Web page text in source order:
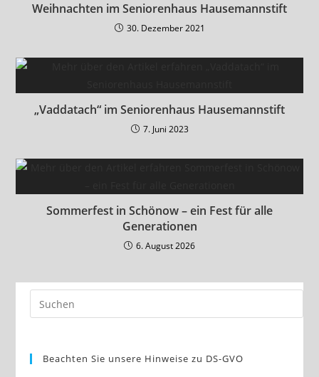
Weihnachten im Seniorenhaus Hausemannstift
30. Dezember 2021
„Vaddatach“ im Seniorenhaus Hausemannstift
7. Juni 2023
Sommerfest in Schönow – ein Fest für alle
Generationen
6. August 2026
Beachten Sie unsere Hinweise zu DS-GVO